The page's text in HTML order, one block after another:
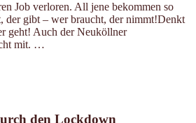
Job verloren. All jene bekommen so
der gibt – wer braucht, der nimmt!Denkt
geht! Auch der Neuköllner
mit. …
den Lockdown